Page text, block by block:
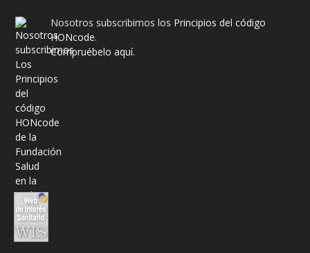
Nosotros subscribimos los Principios del código
HONcode.
Compruébelo aquí.